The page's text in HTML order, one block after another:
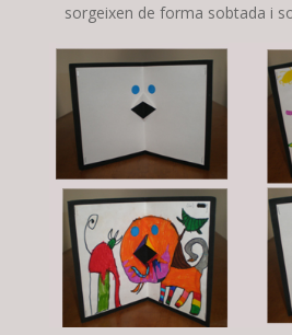
sorgeixen de forma sobtada i